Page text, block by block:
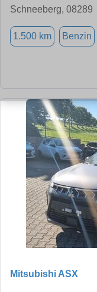
Schneeberg, 08289
1.500 km Benzin
Mitsubishi ASX